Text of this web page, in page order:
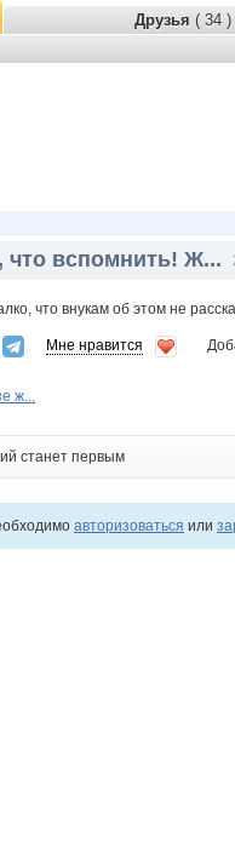
Друзья ( 34 )
что вспомнить! Ж...
что внукам об этом не
Мне нравится
ж...
станет первым
авторизоваться или